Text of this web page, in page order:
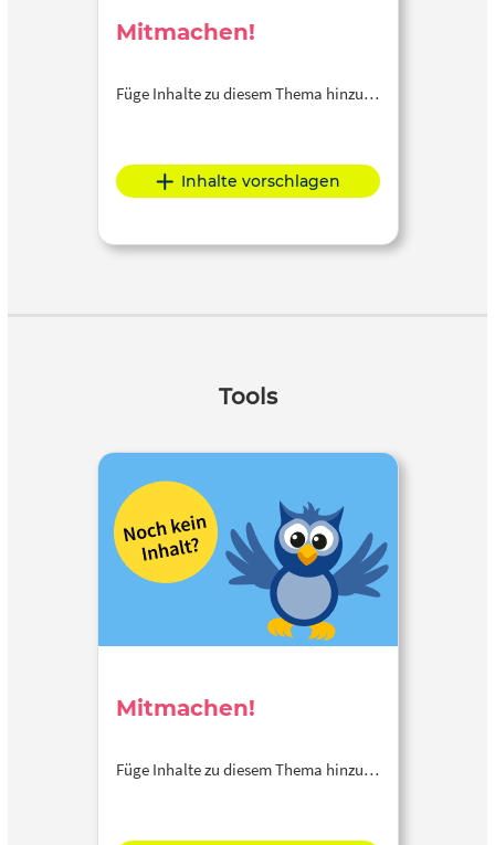
Mitmachen!
Füge Inhalte zu diesem Thema hinzu…
Inhalte vorschlagen
Tools
Mitmachen!
Füge Inhalte zu diesem Thema hinzu…